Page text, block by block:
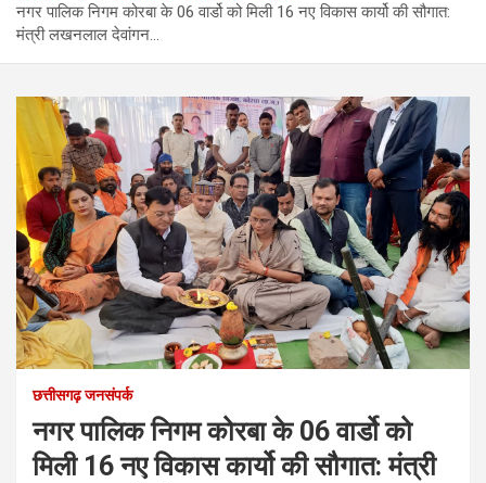
नगर पालिक निगम कोरबा के 06 वार्डो को मिली 16 नए विकास कार्यो की सौगात:
मंत्री लखनलाल देवांगन…
छत्तीसगढ़ जनसंपर्क
नगर पालिक निगम कोरबा के 06 वार्डो को
मिली 16 नए विकास कार्यो की सौगात: मंत्री